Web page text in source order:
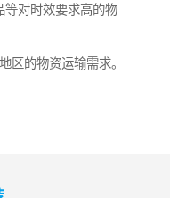
等对时效要求高的物
区的物资运输需求。